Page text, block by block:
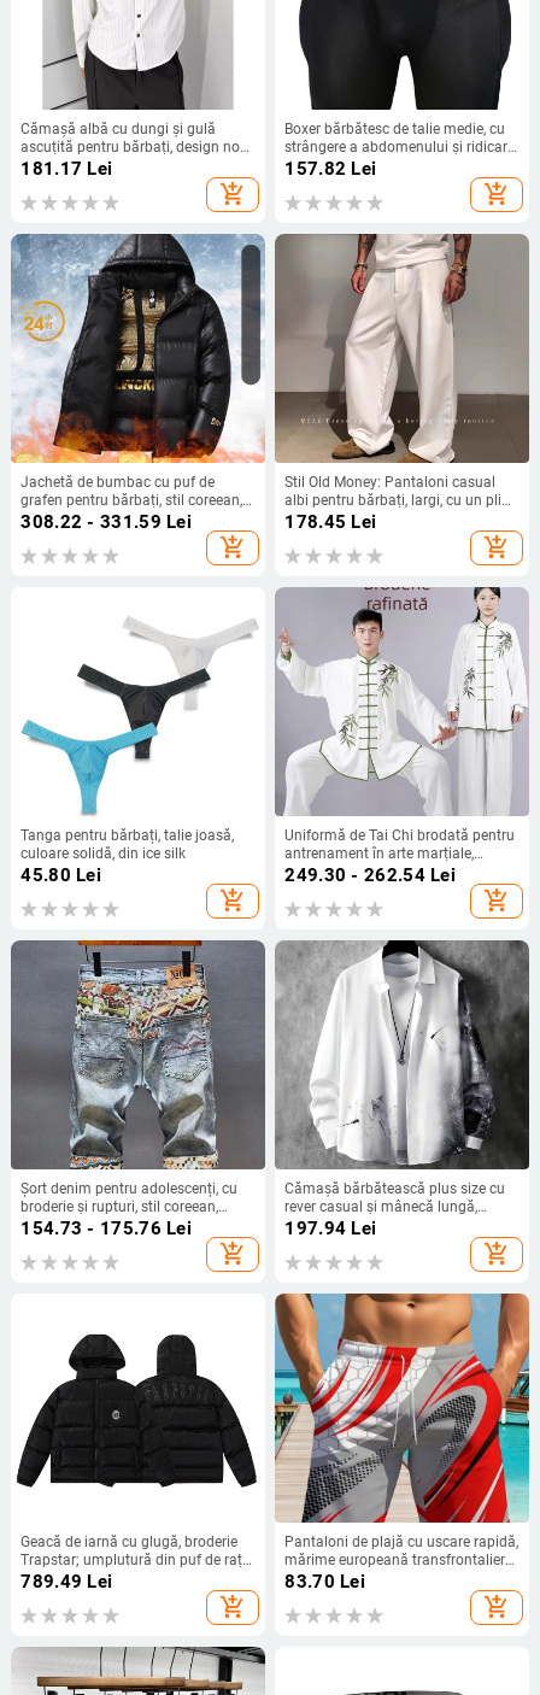
Cămașă albă cu dungi și gulă
ascuțită pentru bărbați, design nou,
potrivită pentru muncă, deplasări și
purtare casual, mânecă lungă, top
versatil pentru stratificare
181.17 Lei
add_shopping_cart
Boxer bărbătesc de talie medie, cu
strângere a abdomenului și ridicare
a fesierilor | Poliester 90–95% |
157.82 Lei
add_shopping_cart
Jachetă de bumbac cu puf de
grafen pentru bărbați, stil coreean,
casual, cu glugă, îngroșată, caldă,
din bumbac, vestă de bumbac auriu
negru pentru bărbați
308.22 - 331.59 Lei
add_shopping_cart
Stil Old Money: Pantaloni casual
albi pentru bărbați, largi, cu un pliu
simplu, croială dreaptă, poliester
178.45 Lei
add_shopping_cart
Tanga pentru bărbați, talie joasă,
culoare solidă, din ice silk
45.80 Lei
add_shopping_cart
Uniformă de Tai Chi brodată pentru
antrenament în arte marțiale,
unisex, pentru adulți, pentru sesiuni
249.30 - 262.54Lei
add_shopping_cart
Șort denim pentru adolescenți, cu
broderie și rupturi, stil coreean,
croială slim, micro-elastic, vară
154.73 - 175.76 Lei
add_shopping_cart
Cămașă bărbătească plus size cu
rever casual și mânecă lungă,
cerneală - DH202
197.94 Lei
add_shopping_cart
Geacă de iarnă cu glugă, broderie
Trapstar; umplutură din puf de rață
alb; rezistentă la vânt; umplere 95;
550 puf; îmbrăcăminte exterioară
de iarnă unisex
789.49 Lei
add_shopping_cart
Pantaloni de plajă cu uscare rapidă,
mărime europeană transfrontalieră,
pantaloni scurți de baie
impermeabili, pantaloni scurți
casual pentru bărbați la malul mării
83.70 Lei
add_shopping_cart